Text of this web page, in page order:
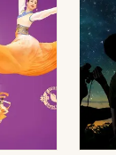
musical
des